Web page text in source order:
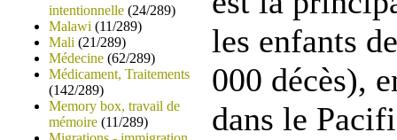
intentionnelle (24/289)
Malawi (11/289)
Mali (21/289)
Médecine (62/289)
Médicament, Traitements
(142/289)
Memory box, travail de
mémoire (11/289)
les enfants
000 décès),
dans le